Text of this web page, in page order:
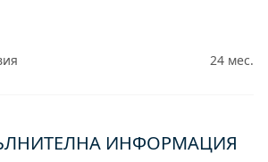
24 мес.
ИНФОРМАЦИЯ